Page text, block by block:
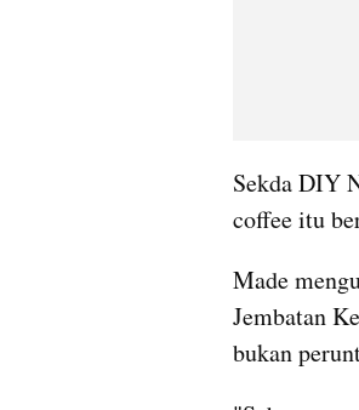
Sekda DIY
coffee itu
Made
Jembatan
bukan